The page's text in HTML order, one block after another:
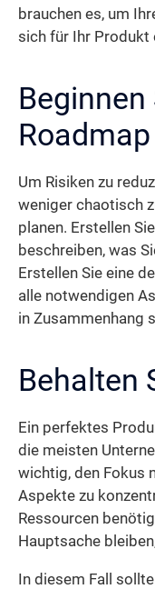
brauchen es, um
sich für Ihr Produkt
Roadmap
Um Risiken zu
weniger chaotisch
planen. Erstellen
beschreiben, was
Erstellen Sie eine
alle notwendigen
in Zusammenhang
Behalten
Ein perfektes
die meisten
wichtig, den Fokus
Aspekte zu
Ressourcen
Hauptsache
In diesem Fall